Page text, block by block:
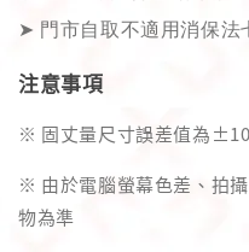
➤ 門市自取不適用消保法
注意事項
※ 固丈量尺寸誤差值為
※ 由於電腦螢幕色差、拍
物為準